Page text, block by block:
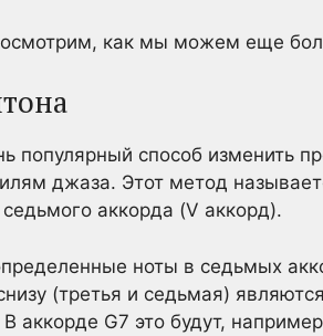
как мы можем еще
популярный способ изменить
джаза. Этот метод
аккорда (V аккорд).
ноты в седьмых
(третья и седьмая)
аккорде G7 это будут,